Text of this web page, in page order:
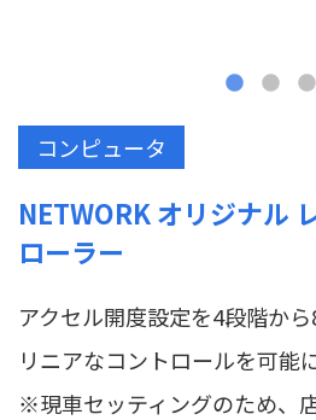
コンピュータ
NETWORK オリジナル
ローラー
アクセル開度設定を4段階か
リニアなコントロールを可能
※現車セッティングのため、